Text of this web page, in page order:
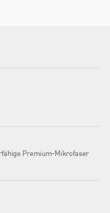
Premium-Mikrofaser